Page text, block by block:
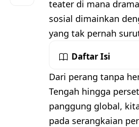
teater di mana
sosial dimainkan
yang tak pernah
Daftar Isi
Dari perang tanpa
Tengah hingga
panggung global,
pada serangkaian